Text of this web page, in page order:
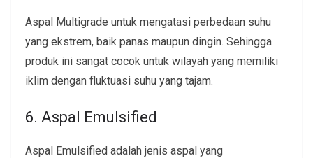
Aspal Multigrade untuk mengatasi perbedaan suhu
yang ekstrem, baik panas maupun dingin. Sehingga
produk ini sangat cocok untuk wilayah yang memiliki
iklim dengan fluktuasi suhu yang tajam.
6. Aspal Emulsified
Aspal Emulsified adalah jenis aspal yang